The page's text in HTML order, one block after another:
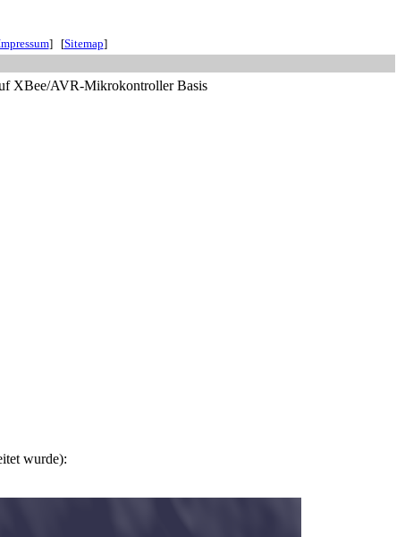
] [Sitemap]
XBee/AVR-Mikrokontroller Basis
wurde):